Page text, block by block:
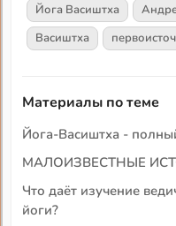
Йога Васиштха
Васиштха
Материалы по теме
Йога-Васиштха -
МАЛОИЗВЕСТНЫЕ
Что даёт изучение
йоги?